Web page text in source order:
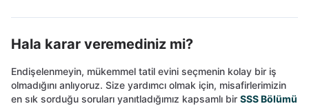
Hala karar veremediniz mi?
Endişelenmeyin, mükemmel tatil evini seçmenin kolay bir iş
olmadığını anlıyoruz. Size yardımcı olmak için, misafirlerimizin
en sık sorduğu soruları yanıtladığımız kapsamlı bir SSS Bölümü